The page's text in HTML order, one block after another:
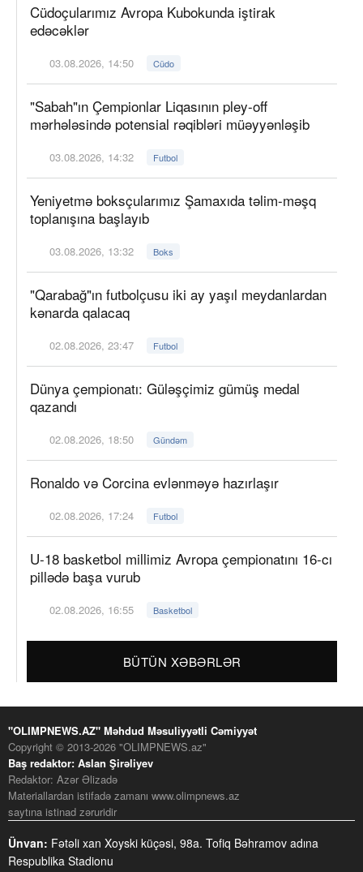
Cüdoçularımız Avropa Kubokunda iştirak
edəcəklər
03.08.2026, 14:50 Cüdo
"Sabah"ın Çempionlar Liqasının pley-off
mərhələsində potensial rəqibləri müəyyənləşib
03.08.2026, 14:32 Futbol
Yeniyetmə boksçularımız Şamaxıda təlim-məşq
toplanışına başlayıb
03.08.2026, 13:32 Boks
"Qarabağ"ın futbolçusu iki ay yaşıl meydanlardan
kənarda qalacaq
02.08.2026, 23:47 Futbol
Dünya çempionatı: Güləşçimiz gümüş medal
qazandı
02.08.2026, 18:50 Gündəm
Ronaldo və Corcina evlənməyə hazırlaşır
02.08.2026, 17:24 Futbol
U-18 basketbol millimiz Avropa çempionatını 16-cı
pillədə başa vurub
02.08.2026, 16:55 Basketbol
BÜTÜN XƏBƏRLƏR
"OLIMPNEWS.AZ" Məhdud Məsuliyyətli Cəmiyyət
Copyright © 2013-2026 "OLIMPNEWS.az"
Baş redaktor: Aslan Şirəliyev
Redaktor: Azər Əlizadə
Materiallardan istifadə zamanı www.olimpnews.az
saytına istinad zəruridir
Ünvan: Fətəli xan Xoyski küçəsi, 98a. Tofiq Bəhramov adına
Respublika Stadionu